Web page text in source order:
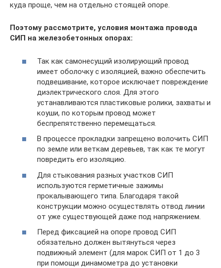
куда проще, чем на отдельно стоящей опоре.
Поэтому рассмотрите, условия монтажа провода
СИП на железобетонных опорах:
Так как самонесущий изолирующий провод
имеет оболочку с изоляцией, важно обеспечить
подвешивание, которое исключает повреждение
диэлектрического слоя. Для этого
устанавливаются пластиковые ролики, захваты и
коуши, по которым провод может
беспрепятственно перемещаться.
В процессе прокладки запрещено волочить СИП
по земле или веткам деревьев, так как те могут
повредить его изоляцию.
Для стыкования разных участков СИП
используются герметичные зажимы
прокалывающего типа. Благодаря такой
конструкции можно осуществлять отвод линии
от уже существующей даже под напряжением.
Перед фиксацией на опоре провод СИП
обязательно должен вытянуться через
подвижный элемент (для марок СИП от 1 до 3
при помощи динамометра до установки